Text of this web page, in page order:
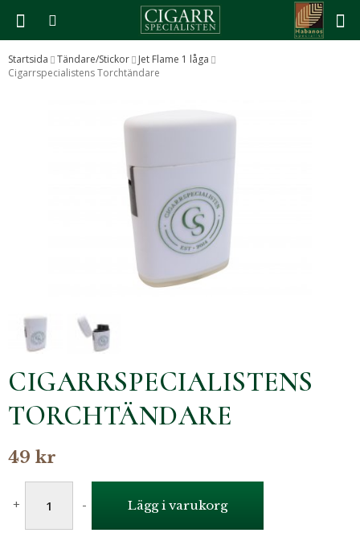
Produkten har blivit tillagd i varukorgen
Startsida Tändare/Stickor
Jet Flame 1 låga
Cigarrspecialistens Torchtändare
CIGARRSPECIALISTENS
TORCHTÄNDARE
49 kr
+ - Lägg i varukorg